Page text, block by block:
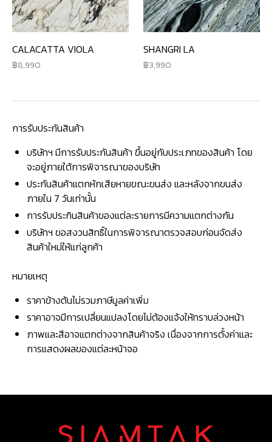
CALACATTA VIOLA
8,990
SHANGRI LA
3,990
การรับประกันสินค้า
บริษัทฯ มีการรับประกันสินค้า ขึ้นอยู่กับประเภทของสินค้า โดย
จะอยู่ภายใต้การพิจารณาของบริษัท
ประกันสินค้าแตกหักเสียหายขณะขนส่ง และหลังจากขนส่ง
ภายใน 7 วันเท่านั้น
การรับประกินสินค้าของแต่ละรายการมีความแตกต่างกัน
บริษัทฯ ขอสงวนสิทธิ์ในการพิจารณาตรวจสอบก่อนจัดส่ง
สินค้าใหม่ให้แก่ลูกค้า
หมายเหตุ
ราคาข้างต้นไม่รวมภาษีมูลค่าเพิ่ม
ราคาอาจมีการเปลี่ยนแปลงโดยไม่ต้องแจ้งให้ทราบล่วงหน้า
ภาพและสีอาจแตกต่างจากสินค้าจริง เนื่องจากการตั้งค่าและ
การแสดงผลของแต่ละหน้าจอ